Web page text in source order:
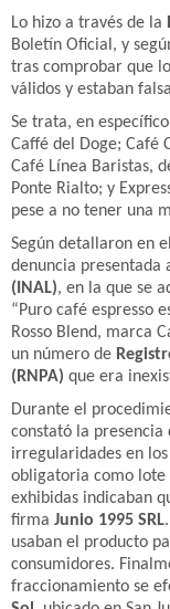
Lo hizo a través de la
Boletín Oficial, y
tras comprobar que
válidos y estaban
Se trata, en
Caffé del Doge; Café
Café Línea Baristas,
Ponte Rialto; y
pese a no tener una
Según detallaron en
denuncia presentada
(INAL), en la que se
“Puro café espresso
Rosso Blend, marca
un número de
(RNPA) que era
Durante el
constató la
irregularidades en
obligatoria como lote
exhibidas indicaban
firma Junio 1995 SRL
usaban el producto
consumidores.
fraccionamiento se